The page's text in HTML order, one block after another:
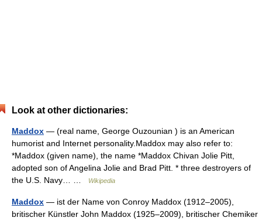
Look at other dictionaries:
Maddox — (real name, George Ouzounian ) is an American
humorist and Internet personality.Maddox may also refer to:
*Maddox (given name), the name *Maddox Chivan Jolie Pitt,
adopted son of Angelina Jolie and Brad Pitt. * three destroyers of
the U.S. Navy… …
Wikipedia
Maddox — ist der Name von Conroy Maddox (1912–2005),
britischer Künstler John Maddox (1925–2009), britischer Chemiker